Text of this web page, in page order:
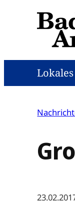
Lokales